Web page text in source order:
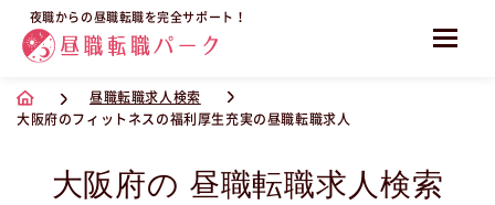
夜職からの昼職転職を完全サポート！
昼職転職求人検索
大阪府のフィットネスの福利厚生充実の昼職転職求人
大阪府の 昼職転職求人検索